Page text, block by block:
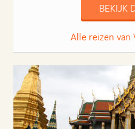
BEKIJK
Alle reizen van